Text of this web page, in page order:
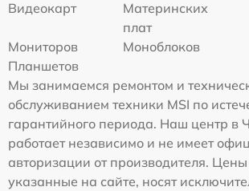
Видеокарт
Материнских
плат
Мониторов
Моноблоков
Планшетов
Мы занимаемся ремонтом и
обслуживанием техники MSI по
гарантийного периода. Наш центр в
работает независимо и не имеет
авторизации от производителя.
указанные на сайте, носят